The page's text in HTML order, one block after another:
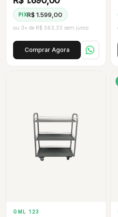
PIXR$ 1.599,00
ou 3× de R$ 563,33 sem juros
Comprar Agora
GML 123